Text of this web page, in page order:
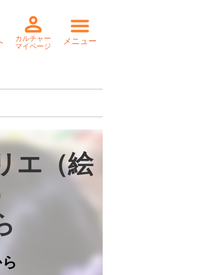
カルチャー
マイページ
メニュー
エ（絵